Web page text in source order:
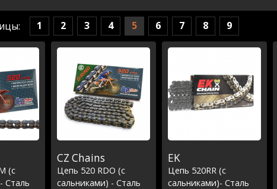
1 2 3 4 5 6 7 8 9
(с
Сталь
CZ Chains
Цепь 520 RDO (с
сальниками) - Сталь
EK
Цепь 520RR (с
сальниками)- Сталь